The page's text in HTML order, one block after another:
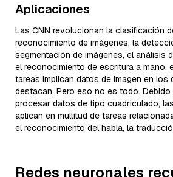
Aplicaciones
Las CNN revolucionan la clasificación
reconocimiento de imágenes, la
segmentación de imágenes, el análisis
el reconocimiento de escritura a mano,
tareas implican datos de imagen en los
destacan. Pero eso no es todo.
procesar datos de tipo cuadriculado,
aplican en multitud de tareas
el reconocimiento del habla, la
Redes neuronales